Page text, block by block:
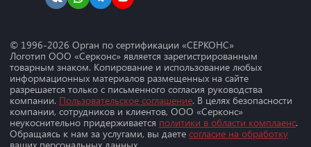
© 1996-2026 Орган по сертификации «СЕРКОНС»
Логотип ООО «Серконс» является зарегистрированным
товарным знаком. Копирование и использование любых
информационных материалов размещенных на сайте
разрешается только с письменного согласия руководства
компании. Пользовательское соглашение. В целях безопасности
компании, сотрудников и клиентов, ООО «Серконс»
неукоснительно придерживается политики в области комплаенс.
Обращаясь к нам за услугами, вы даете согласие на обработку